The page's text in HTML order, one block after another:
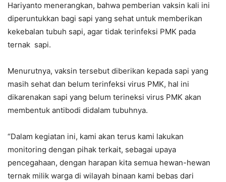
Hariyanto menerangkan, bahwa pemberian vaksin kali ini
diperuntukkan bagi sapi yang sehat untuk memberikan
kekebalan tubuh sapi, agar tidak terinfeksi PMK pada
ternak sapi.
Menurutnya, vaksin tersebut diberikan kepada sapi yang
masih sehat dan belum terinfeksi virus PMK, hal ini
dikarenakan sapi yang belum terineksi virus PMK akan
membentuk antibodi didalam tubuhnya.
“Dalam kegiatan ini, kami akan terus kami lakukan
monitoring dengan pihak terkait, sebagai upaya
pencegahaan, dengan harapan kita semua hewan-hewan
ternak milik warga di wilayah binaan kami bebas dari